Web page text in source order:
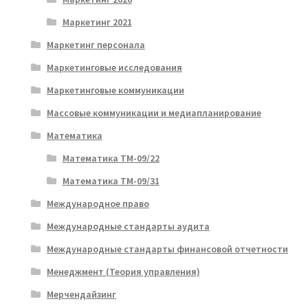
Маркетинг 2021
Маркетинг персонала
Маркетинговые исследования
Маркетинговые коммуникации
Массовые коммуникации и медиапланирование
Математика
Математика ТМ-09/22
Математика ТМ-09/31
Международное право
Международные стандарты аудита
Международные стандарты финансовой отчетности
Менеджмент (Теория управления)
Мерчендайзинг